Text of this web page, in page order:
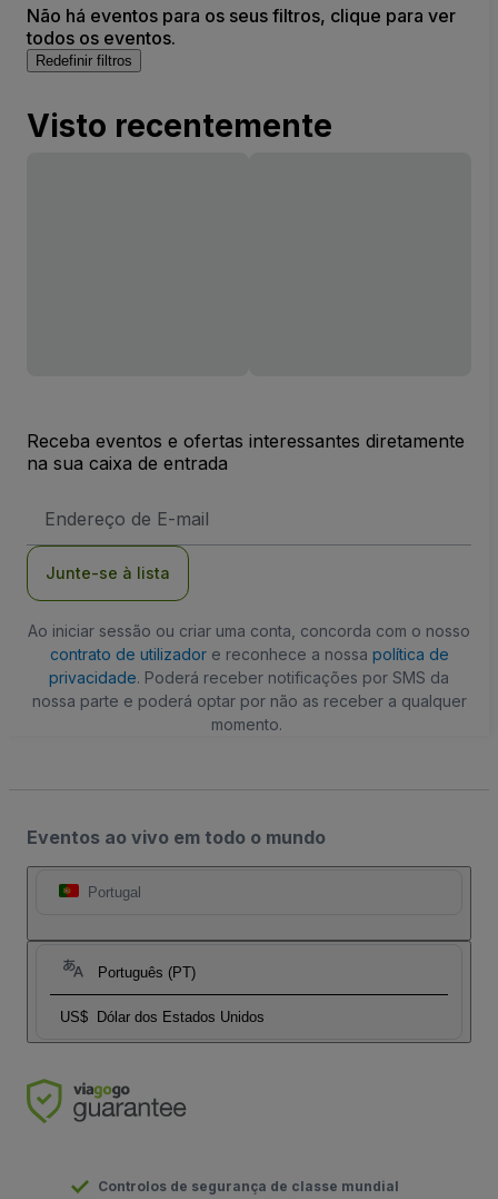
Não há eventos para os seus filtros, clique para ver
todos os eventos.
Redefinir filtros
Visto recentemente
Receba eventos e ofertas interessantes diretamente
na sua caixa de entrada
de
Junte-se à lista
Ao iniciar sessão ou criar uma conta, concorda com o nosso
contrato de utilizadore reconhece a nossa política de
privacidade. Poderá receber notificações por SMS da
nossa parte e poderá optar por não as receber a qualquer
momento.
Eventos ao vivo em todo o mundo
Portugal
Português (PT)
US$ Dólar dos Estados Unidos
Controlos de segurança de classe mundial